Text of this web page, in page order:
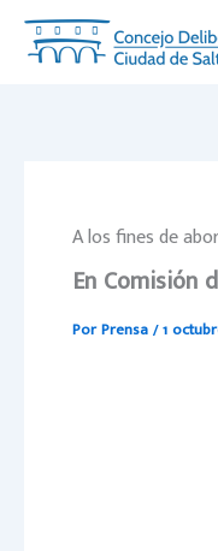
A los fines de
En Comisión
PorPrensa/1